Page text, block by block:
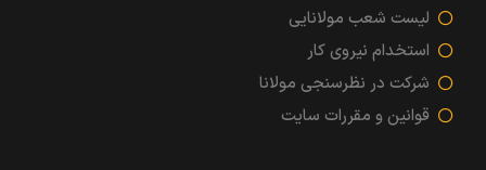
لیست شعب مولانایی
استخدام نیروی کار
شرکت در نظرسنجی مولانا
قوانین و مقررات سایت